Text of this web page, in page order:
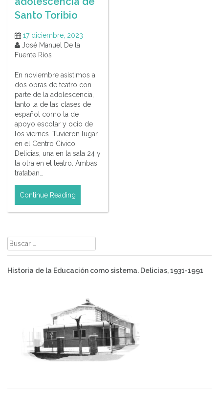
Santo Toribio
17 diciembre, 2023
José Manuel De la
Fuente Ríos
En noviembre asistimos a
dos obras de teatro con
parte de la adolescencia,
tanto la de las clases de
español como la de
apoyo escolar y ocio de
los viernes. Tuvieron lugar
en el Centro Cívico
Delicias, una en la sala 24 y
la otra en el teatro. Ambas
trataban…
Continue Reading
Buscar:
Historia de la Educación como sistema. Delicias, 1931-1991